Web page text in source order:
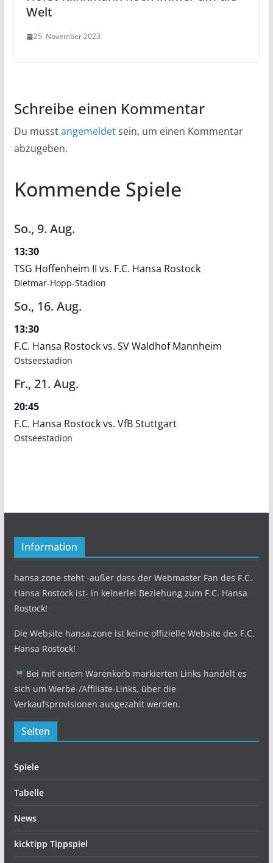
Welt
25. November 2023
Schreibe einen Kommentar
Du musstangemeldetsein, um einen Kommentar
abzugeben.
Kommende Spiele
So., 9. Aug.
13:30
TSG Hoffenheim II vs. F.C. Hansa Rostock
Dietmar-Hopp-Stadion
So., 16. Aug.
13:30
F.C. Hansa Rostock vs. SV Waldhof Mannheim
Ostseestadion
Fr., 21. Aug.
20:45
F.C. Hansa Rostock vs. VfB Stuttgart
Ostseestadion
Information
hansa.zone steht -außer dass der Webmaster Fan des F.C.
Hansa Rostock ist- in keinerlei Beziehung zum F.C. Hansa
Rostock!
Die Website hansa.zone ist keine offizielle Website des F.C.
Hansa Rostock!
Bei mit einem Warenkorb markierten Links handelt es
sich um Werbe-/Affiliate-Links, über die
Verkaufsprovisionen ausgezahlt werden.
Seiten
Spiele
Tabelle
News
kicktipp Tippspiel